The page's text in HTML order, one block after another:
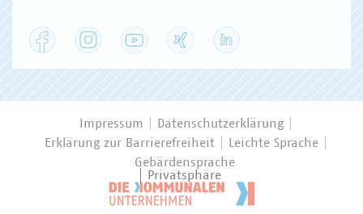
Facebook Instagram YouTube
Impressum
Datenschutzerklärung
Erklärung zur Barrierefreiheit
Leichte Sprache
Gebärdensprache
Privatsphäre